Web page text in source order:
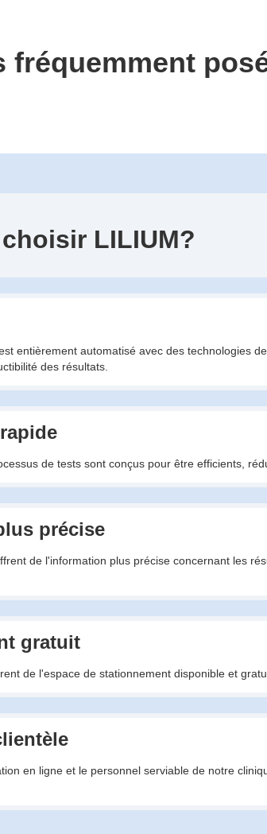
fréquemment
LILIUM?
entièrement automatisé avec des technologies
des résultats.
de tests sont conçus pour être efficients,
précise
de l'information plus précise concernant les
gratuit
de l'espace de stationnement disponible et
en ligne et le personnel serviable de notre